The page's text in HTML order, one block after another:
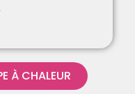
À CHALEUR